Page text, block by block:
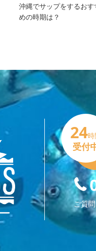
沖縄でサップをするおす
めの時期は？
24時
受付
ご質